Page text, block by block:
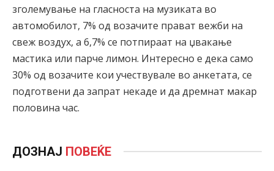
зголемување на гласноста на музиката во
автомобилот, 7% од возачите прават вежби на
свеж воздух, а 6,7% се потпираат на џвакање
мастика или парче лимон. Интересно е дека само
30% од возачите кои учествувале во анкетата, се
подготвени да запрат некаде и да дремнат макар
половина час.
ДОЗНАЈ ПОВЕЌЕ